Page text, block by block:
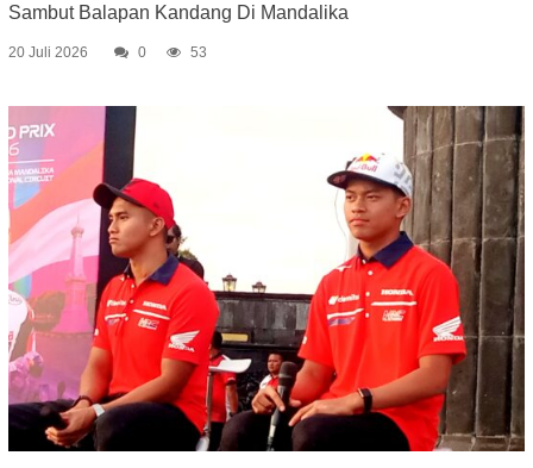
Sambut Balapan Kandang Di Mandalika
20 Juli 2026 0 53